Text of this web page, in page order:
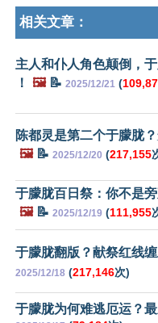
相关文章：
主人和仆人角色颠倒，
！
🖼️📝 2025/12/21 (
陈都灵是第二个于朦胧
🖼️📝 2025/12/20 (217,155
于朦胧百日祭：你不是
🖼️📝 2025/12/19 (111,955
于朦胧翻版？献祭红线
2025/12/18 (217,146次)
于朦胧为何难逃厄运？